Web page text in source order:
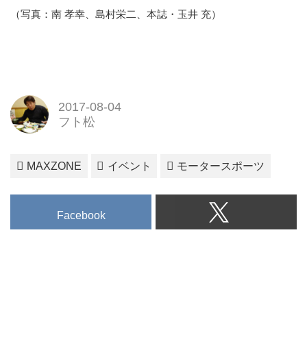
（写真：南 孝幸、島村栄二、本誌・玉井 充）
2017-08-04
フト松
MAXZONE イベント モータースポーツ
Facebook